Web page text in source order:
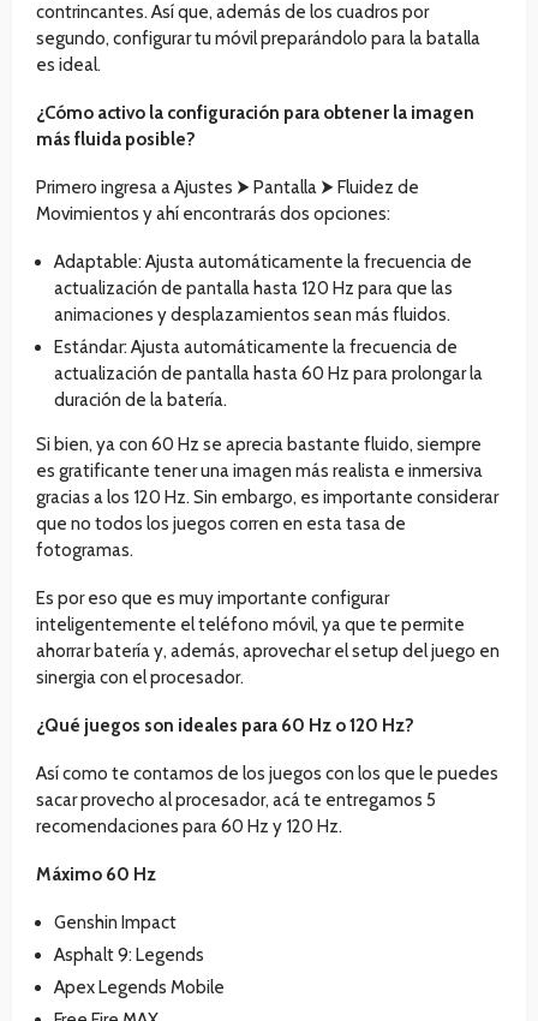
contrincantes. Así que, además de los cuadros por
segundo, configurar tu móvil preparándolo para la batalla
es ideal.
¿Cómo activo la configuración para obtener la imagen
más fluida posible?
Primero ingresa a Ajustes ⮞ Pantalla ⮞ Fluidez de
Movimientos y ahí encontrarás dos opciones:
Adaptable: Ajusta automáticamente la frecuencia de
actualización de pantalla hasta 120 Hz para que las
animaciones y desplazamientos sean más fluidos.
Estándar: Ajusta automáticamente la frecuencia de
actualización de pantalla hasta 60 Hz para prolongar la
duración de la batería.
Si bien, ya con 60 Hz se aprecia bastante fluido, siempre
es gratificante tener una imagen más realista e inmersiva
gracias a los 120 Hz. Sin embargo, es importante considerar
que no todos los juegos corren en esta tasa de
fotogramas.
Es por eso que es muy importante configurar
inteligentemente el teléfono móvil, ya que te permite
ahorrar batería y, además, aprovechar el setup del juego en
sinergia con el procesador.
¿Qué juegos son ideales para 60 Hz o 120 Hz?
Así como te contamos de los juegos con los que le puedes
sacar provecho al procesador, acá te entregamos 5
recomendaciones para 60 Hz y 120 Hz.
Máximo 60 Hz
Genshin Impact
Asphalt 9: Legends
Apex Legends Mobile